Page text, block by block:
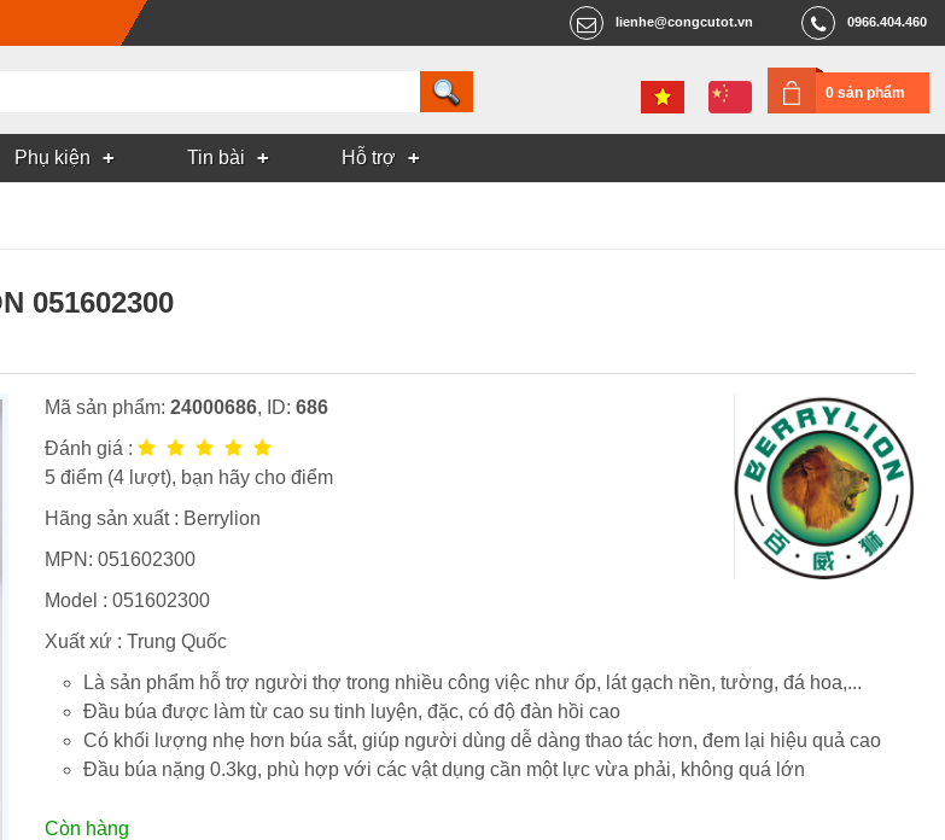
0966.404.460
lienhe@congcutot.vn
0 sản phẩm
Phụ kiện Tin bài Hỗ trợ
051602300
Mã sản phẩm:24000686, ID:686
Đánh giá :
5 điểm (4 lượt), bạn hãy cho điểm
Hãng sản xuất : Berrylion
MPN:051602300
Model :051602300
Xuất xứ : Trung Quốc
Là sản phẩm hỗ trợ người thợ trong nhiều công việc như ốp, lát gạch nền, tường, đá hoa,...
Đầu búa được làm từ cao su tinh luyện, đặc, có độ đàn hồi cao
Có khối lượng nhẹ hơn búa sắt, giúp người dùng dễ dàng thao tác hơn, đem lại hiệu quả cao
Đầu búa nặng 0.3kg, phù hợp với các vật dụng cần một lực vừa phải, không quá lớn
Còn hàng